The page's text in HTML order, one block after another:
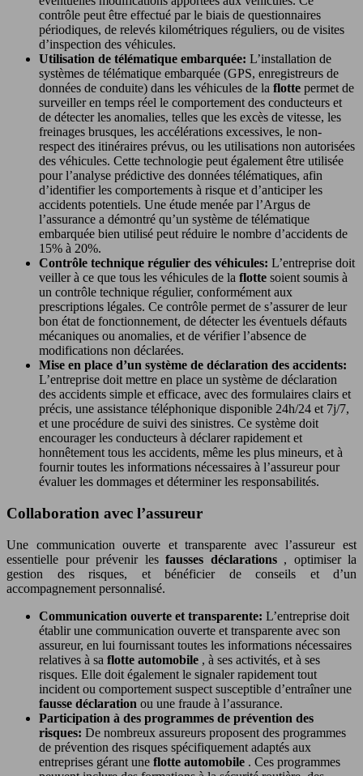
contrôle peut être effectué par le biais de questionnaires
périodiques, de relevés kilométriques réguliers, ou de visites
d’inspection des véhicules.
Utilisation de télématique embarquée: L’installation de
systèmes de télématique embarquée (GPS, enregistreurs de
données de conduite) dans les véhicules de la flotte permet de
surveiller en temps réel le comportement des conducteurs et
de détecter les anomalies, telles que les excès de vitesse, les
freinages brusques, les accélérations excessives, le non-
respect des itinéraires prévus, ou les utilisations non autorisées
des véhicules. Cette technologie peut également être utilisée
pour l’analyse prédictive des données télématiques, afin
d’identifier les comportements à risque et d’anticiper les
accidents potentiels. Une étude menée par l’Argus de
l’assurance a démontré qu’un système de télématique
embarquée bien utilisé peut réduire le nombre d’accidents de
15% à 20%.
Contrôle technique régulier des véhicules: L’entreprise doit
veiller à ce que tous les véhicules de la flotte soient soumis à
un contrôle technique régulier, conformément aux
prescriptions légales. Ce contrôle permet de s’assurer de leur
bon état de fonctionnement, de détecter les éventuels défauts
mécaniques ou anomalies, et de vérifier l’absence de
modifications non déclarées.
Mise en place d’un système de déclaration des accidents:
L’entreprise doit mettre en place un système de déclaration
des accidents simple et efficace, avec des formulaires clairs et
précis, une assistance téléphonique disponible 24h/24 et 7j/7,
et une procédure de suivi des sinistres. Ce système doit
encourager les conducteurs à déclarer rapidement et
honnêtement tous les accidents, même les plus mineurs, et à
fournir toutes les informations nécessaires à l’assureur pour
évaluer les dommages et déterminer les responsabilités.
Collaboration avec l’assureur
Une communication ouverte et transparente avec l’assureur est
essentielle pour prévenir les fausses déclarations , optimiser la
gestion des risques, et bénéficier de conseils et d’un
accompagnement personnalisé.
Communication ouverte et transparente: L’entreprise doit
établir une communication ouverte et transparente avec son
assureur, en lui fournissant toutes les informations nécessaires
relatives à sa flotte automobile , à ses activités, et à ses
risques. Elle doit également le signaler rapidement tout
incident ou comportement suspect susceptible d’entraîner une
fausse déclaration ou une fraude à l’assurance.
Participation à des programmes de prévention des
risques: De nombreux assureurs proposent des programmes
de prévention des risques spécifiquement adaptés aux
entreprises gérant une flotte automobile . Ces programmes